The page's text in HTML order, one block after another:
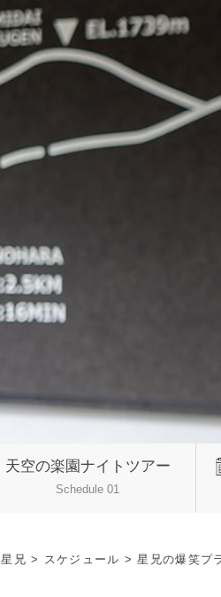
天空の楽園ナイトツアー
Schedule 01
星兄 > スケジュール >星兄の爆笑プ